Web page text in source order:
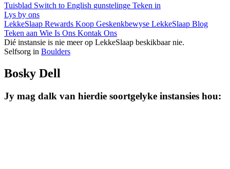
Tuisblad Switch to English gunstelinge Teken in
Lys by ons
LekkeSlaap Rewards Koop Geskenkbewyse LekkeSlaap Blog
Teken aan Wie Is Ons Kontak Ons
Dié instansie is nie meer op LekkeSlaap beskikbaar nie.
Selfsorg in Boulders
Bosky Dell
Jy mag dalk van hierdie soortgelyke instansies hou: